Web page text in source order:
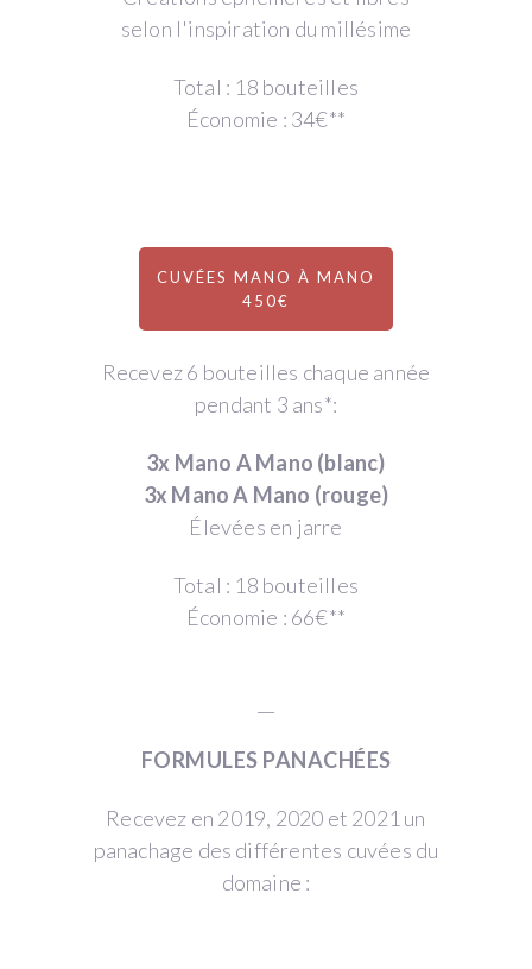
selon l'inspiration du millésime
Total : 18 bouteilles
Économie : 34€**
CUVÉES MANO À MANO
450€
Recevez 6 bouteilles chaque année
pendant 3 ans*:
3x Mano A Mano (blanc)
3x Mano A Mano (rouge)
Élevées en jarre
Total : 18 bouteilles
Économie : 66€**
FORMULES PANACHÉES
Recevez en 2019, 2020 et 2021 un
panachage des différentes cuvées du
domaine :